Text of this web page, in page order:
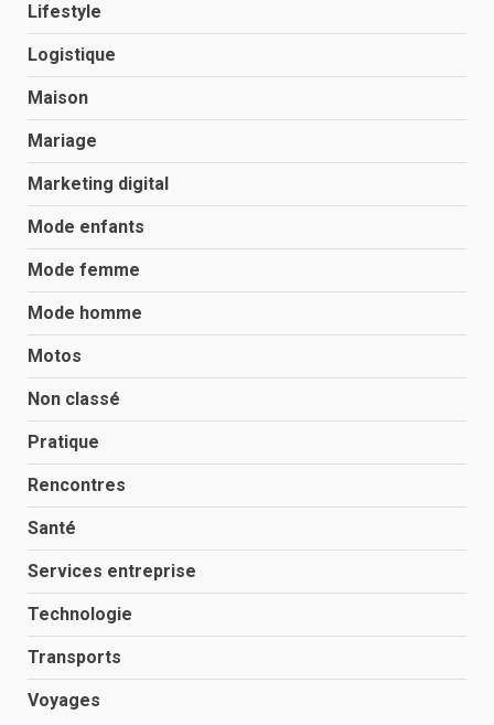
Lifestyle
Logistique
Maison
Mariage
Marketing digital
Mode enfants
Mode femme
Mode homme
Motos
Non classé
Pratique
Rencontres
Santé
Services entreprise
Technologie
Transports
Voyages